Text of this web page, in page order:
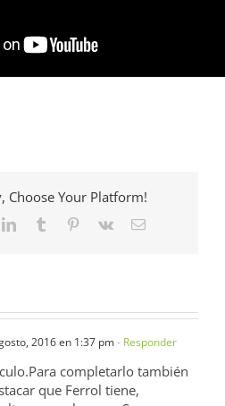
Choose Your Platform!
LinkedInTumblr Pinterest
Vk
Correo
2016 en 1:37 pm- Responder
completarlo también
que Ferrol tiene,